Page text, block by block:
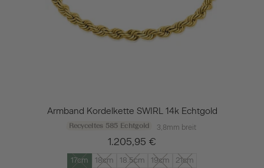
Armband Kordelkette SWIRL 14k Echtgold
Recyceltes 585 Echtgold 3,8mm breit
1.205,95 €
17cm 18cm 18.5cm 19cm 21cm